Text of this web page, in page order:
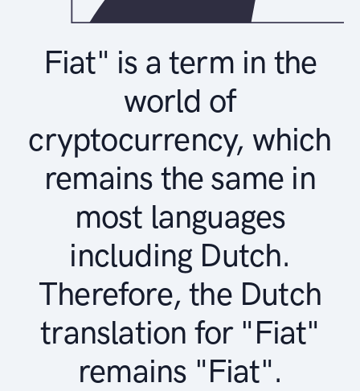
Fiat" is a term in the
world of
cryptocurrency, which
remains the same in
most languages
including Dutch.
Therefore, the Dutch
translation for "Fiat"
remains "Fiat".